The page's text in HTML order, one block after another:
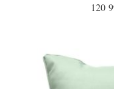
120